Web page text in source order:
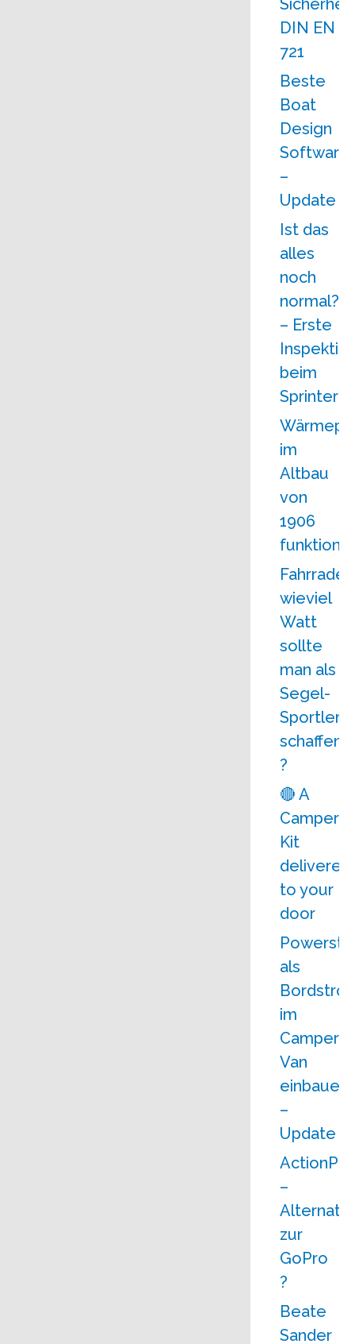
DIN EN
721
Beste
Boat
Design
Software
–
Update
Ist das
alles
noch
normal?
– Erste
beim
Sprinter!
im
Altbau
von
1906
wieviel
Watt
sollte
man als
Segel-
Sportler
schaffen
?
🔴 A
Kit
delivered
to your
door
als
im
Camper-
Van
einbauen
–
Update
ActionPro
–
zur
GoPro
?
Beate
Sander